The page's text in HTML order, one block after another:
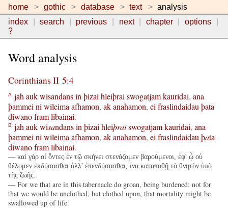
home gothic database text
analysis
index
search previous next chapter
options
?
Word analysis
Corinthians II 5:4
A jah aukwisandansin þizai hleiþrai swogatjamkauridai, ana
þammei ni wileima afhamon, akanahamon, ei fraslindaidau þata
diwanoframlibainai.
B jah aukwisandansin þizai hleiþraiswogatjamkauridai, ana
þammei ni wileima afhamon, akanahamon, ei fraslindaidau þata
diwanoframlibainai.
— καὶ γὰρ οἱ ὄντες ἐν τῷ σκήνει στενάζομεν βαρούμενοι, ἐφ' ᾧ οὐ
θέλομεν ἐκδύσασθαι ἀλλ' ἐπενδύσασθαι, ἵνα καταποθῇ τὸ θνητὸν ὑπὸ
τῆς ζωῆς.
— For we that are in this tabernacle do groan, being burdened: not for
that we would be unclothed, but clothed upon, that mortality might be
swallowed up of life.